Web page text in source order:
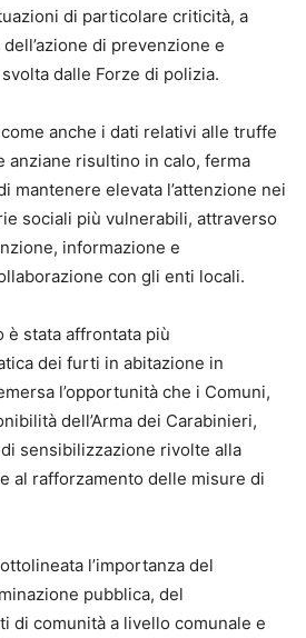
di particolare criticità, a
di prevenzione e
dalle Forze di polizia.
anche i dati relativi alle truffe
anziane risultino in calo, ferma
mantenere elevata l’attenzione nei
sociali più vulnerabili, attraverso
informazione e
con gli enti locali.
è stata affrontata più
dei furti in abitazione in
l’opportunità che i Comuni,
dell’Arma dei Carabinieri,
sensibilizzazione rivolte alla
al rafforzamento delle misure di
l’importanza del
pubblica, del
di comunità a livello comunale e